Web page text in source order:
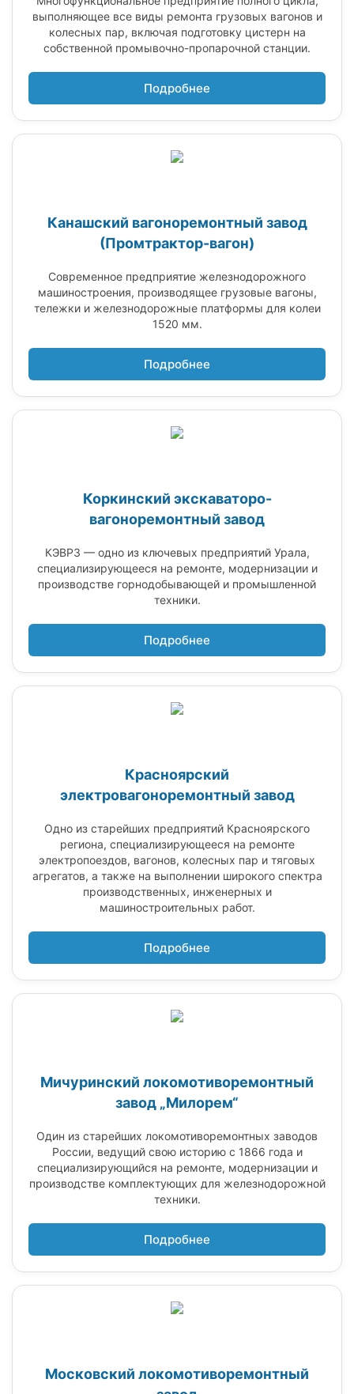
выполняющее все виды ремонта грузовых вагонов и
колесных пар, включая подготовку цистерн на
собственной промывочно-пропарочной станции.
Подробнее
Канашский вагоноремонтный завод
(Промтрактор-вагон)
Современное предприятие железнодорожного
машиностроения, производящее грузовые вагоны,
тележки и железнодорожные платформы для колеи
1520 мм.
Подробнее
Коркинский экскаваторо-
вагоноремонтный завод
КЭВРЗ — одно из ключевых предприятий Урала,
специализирующееся на ремонте, модернизации и
производстве горнодобывающей и промышленной
техники.
Подробнее
Красноярский
электровагоноремонтный завод
Одно из старейших предприятий Красноярского
региона, специализирующееся на ремонте
электропоездов, вагонов, колесных пар и тяговых
агрегатов, а также на выполнении широкого спектра
производственных, инженерных и
машиностроительных работ.
Подробнее
Мичуринский локомотиворемонтный
завод „Милорем“
Один из старейших локомотиворемонтных заводов
России, ведущий свою историю с 1866 года и
специализирующийся на ремонте, модернизации и
производстве комплектующих для железнодорожной
техники.
Подробнее
Московский локомотиворемонтный